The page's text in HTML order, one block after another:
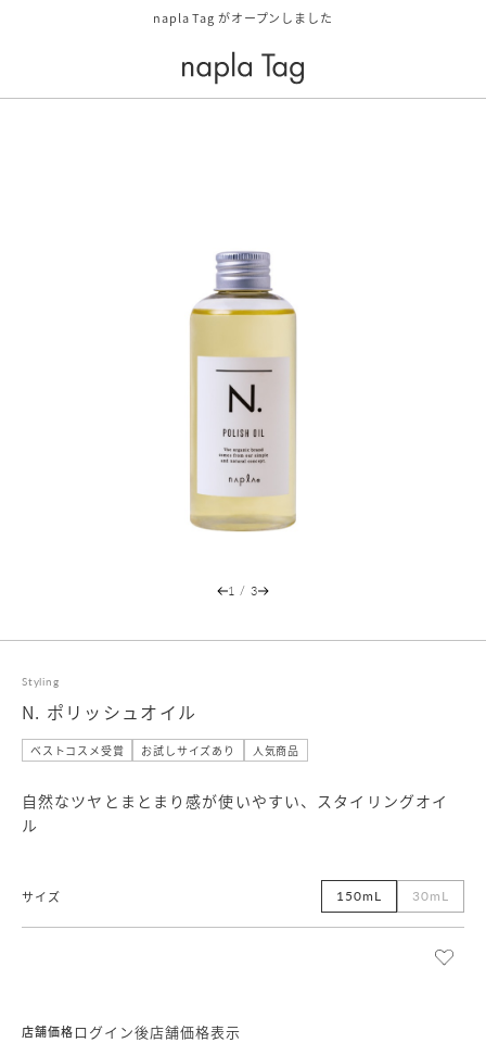
napla Tag がオープンしました
1 / 3
Styling
N. ポリッシュオイル
ベストコスメ受賞 お試しサイズあり 人気商品
自然なツヤとまとまり感が使いやすい、スタイリングオイ
ル
サイズ 150mL 30mL
店舗価格ログイン後店舗価格表示